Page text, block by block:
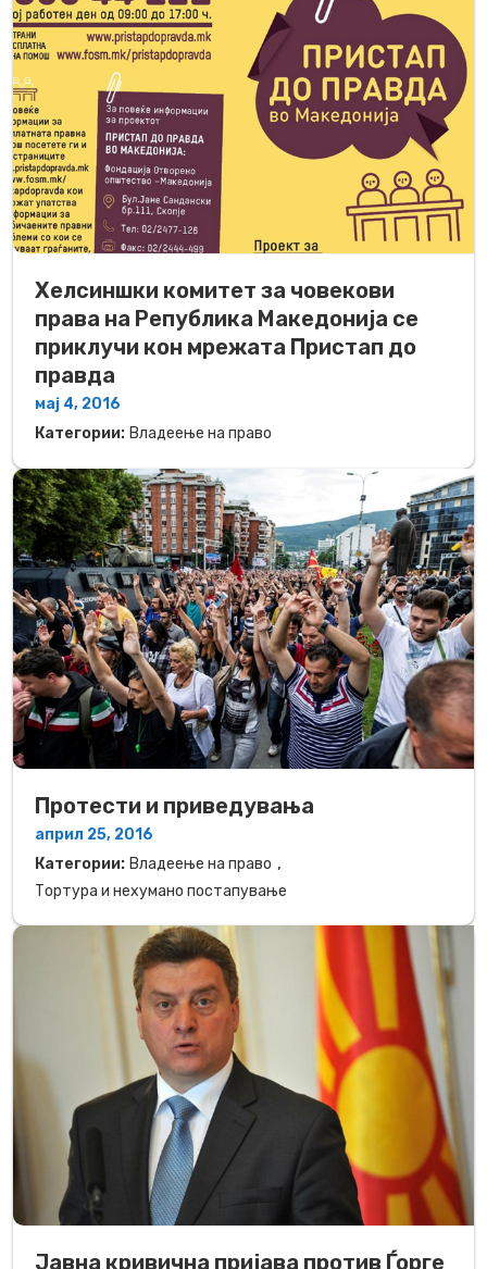
Хелсиншки комитет за човекови
права на Република Македонија се
приклучи кон мрежата Пристап до
правда
мај 4, 2016
Категории: Владеење на право
Протести и приведувања
април 25, 2016
Категории: Владеење на право ,
Тортура и нехумано постапување
Јавна кривична пријава против Ѓорге